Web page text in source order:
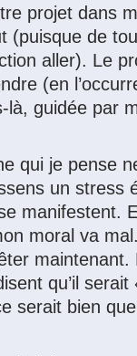
projet dans
(puisque de
aller). Le
(en
là, guidée par
qui je pense
un stress
manifestent.
moral va
qu’il serait
serait bien